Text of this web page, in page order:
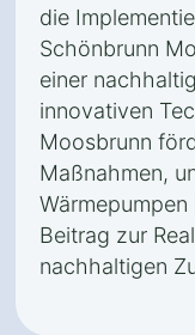
die
Schönbrunn
einer
innovativen
Moosbrunn
Maßnahmen,
Beitrag zur
nachhaltigen